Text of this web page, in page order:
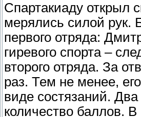
Спартакиаду открыл
мерялись силой рук.
первого отряда:
гиревого спорта –
второго отряда. За
раз. Тем не менее,
виде состязаний.
количество баллов.